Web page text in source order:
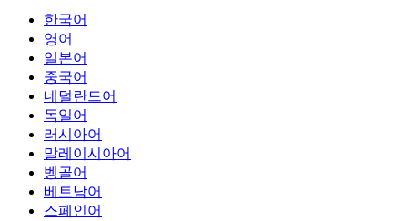
한국어
영어
일본어
중국어
네덜란드어
독일어
러시아어
말레이시아어
벵골어
베트남어
스페인어